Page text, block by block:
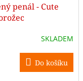
penál - Cute
SKLADEM
Do košíku